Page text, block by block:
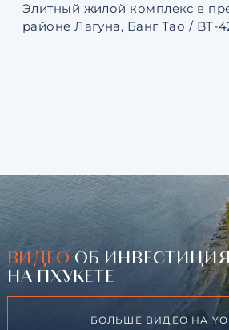
Элитный жилой комплекс в
районе Лагуна, Банг Тао / BT-
ВИДЕО ОБ
НА ПХУКЕТЕ
БОЛЬШЕ ВИДЕО НА